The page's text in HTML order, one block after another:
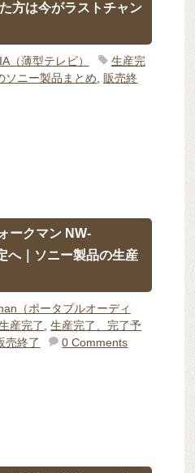
方は今がラストチャン
（薄型テレビ）
生産完
ソニー製品まとめ,販売終
ークマン NW-
へ｜ソニー製品の生産
（ポータブルオーディ
産完了,生産完了、完了予
売終了 0 Comments